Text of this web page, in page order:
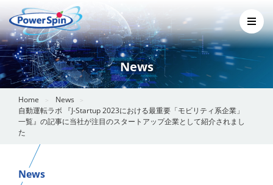
News
Home
News
自動運転ラボ 『J-Startup 2023における最重要「モビリティ系企業」
一覧』の記事に当社が注目のスタートアップ企業として紹介されまし
た
News